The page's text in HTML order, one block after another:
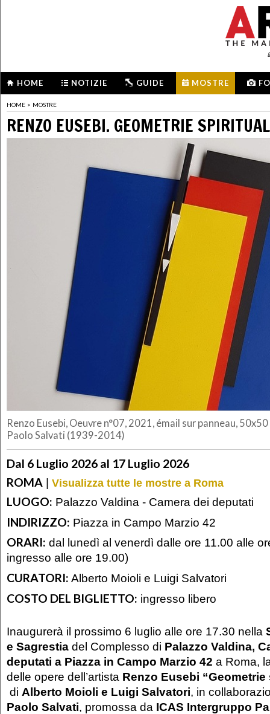
HOME NOTIZIE GUIDE MOSTRE
HOME > MOSTRE
RENZO EUSEBI. GEOMETRIE
Renzo Eusebi, Oeuvre n°07, 2021, émail sur panneau,
Paolo Salvati (1939-2014)
Dal 6 Luglio 2026 al 17 Luglio 2026
ROMA | Visualizza tutte le mostre a Roma
LUOGO: Palazzo Valdina - Camera dei deputati
INDIRIZZO: Piazza in Campo Marzio 42
ORARI: dal lunedì al venerdì dalle ore 11.00 alle
ingresso alle ore 19.00)
CURATORI: Alberto Moioli e Luigi Salvatori
COSTO DEL BIGLIETTO: ingresso libero
Inaugurerà il prossimo 6 luglio alle ore 17.30 nella
e Sagrestia del Complesso di Palazzo Valdina,
deputati a Piazza in Campo Marzio 42 a Roma,
delle opere dell’artista Renzo Eusebi
di Alberto Moioli e Luigi Salvatori, in
Paolo Salvati, promossa da ICAS Intergruppo